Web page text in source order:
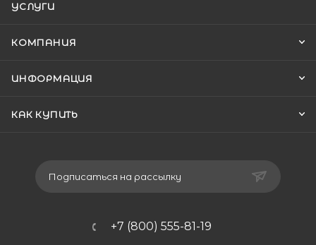
УСЛУГИ
КОМПАНИЯ
ИНФОРМАЦИЯ
КАК КУПИТЬ
Подписаться на рассылку
+7 (800) 555-81-19